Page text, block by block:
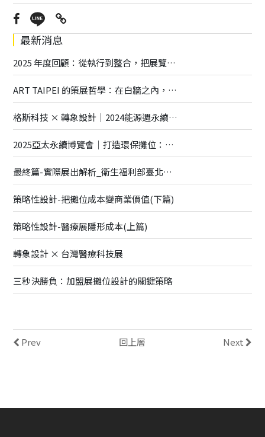
最新消息
2025 年度回顧：從執行到整合，把展覽做得更深更廣
ART TAIPEI 的策展哲學：在白牆之內，打造一座有呼吸的藝術場域
格斯科技 × 轉象設計｜2024能源週永續展覽全解析
2025亞太永續博覽會｜打造環保攤位：專業指南與創意實踐
最終篇-實際展出解析_衛生福利部臺北醫院
策略性設計-把攤位成本變商業價值(下篇)
策略性設計-醫療展隱形成本(上篇)
轉象設計 × 台灣醫療科技展
三秒決勝負：加盟展攤位設計的關鍵策略
Prev 回上層 Next